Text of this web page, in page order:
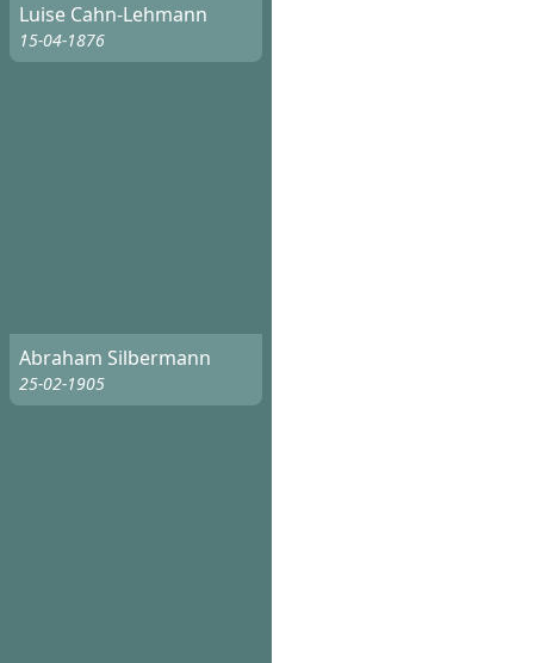
Luise Cahn-Lehmann
15-04-1876
Abraham Silbermann
25-02-1905